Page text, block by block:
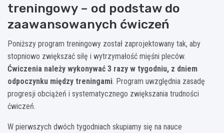
treningowy – od podstaw do
zaawansowanych ćwiczeń
Poniższy program treningowy został zaprojektowany tak, aby
stopniowo zwiększać siłę i wytrzymałość mięśni pleców.
Ćwiczenia należy wykonywać 3 razy w tygodniu, z dniem
odpoczynku między treningami. Program uwzględnia zasadę
progresji obciążeń i systematycznego zwiększania trudności
ćwiczeń.
W pierwszych dwóch tygodniach skupiamy się na nauce